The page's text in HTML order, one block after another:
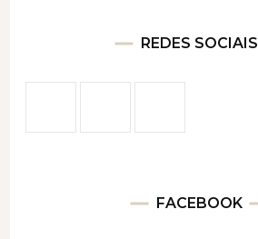
REDES SOCIAIS
FACEBOOK